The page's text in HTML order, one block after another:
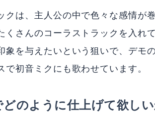
クは、主人公の中で色々な感情が
くさんのコーラストラックを入れ
象を与えたいという狙いで、デモ
で初音ミクにも歌わせています。
どのように仕上げて欲し